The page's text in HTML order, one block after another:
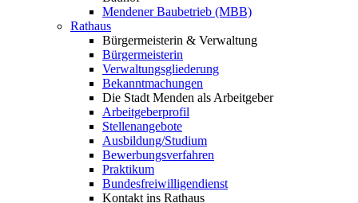
Mendener Baubetrieb (MBB)
Rathaus
Bürgermeisterin & Verwaltung
Bürgermeisterin
Verwaltungsgliederung
Bekanntmachungen
Die Stadt Menden als Arbeitgeber
Arbeitgeberprofil
Stellenangebote
Ausbildung/Studium
Bewerbungsverfahren
Praktikum
Bundesfreiwilligendienst
Kontakt ins Rathaus